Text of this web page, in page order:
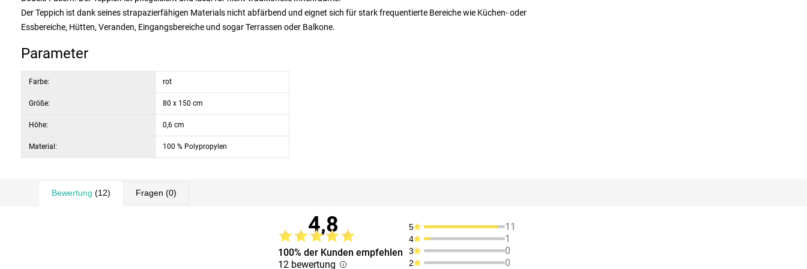
Der Teppich ist dank seines strapazierfähigen Materials nicht abfärbend und eignet sich für stark frequentierte Bereiche wie Küchen- oder
Essbereiche, Hütten, Veranden, Eingangsbereiche und sogar Terrassen oder Balkone.
Parameter
Farbe: rot
Größe: 80 x 150 cm
Höhe: 0,6 cm
Material: 100 % Polypropylen
Bewertung (12) Fragen (0)
4,8
100% der Kunden empfehlen
12 bewertung
5 11
4 1
3 0
2 0